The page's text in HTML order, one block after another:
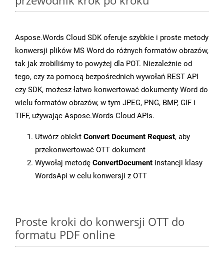
Aspose.Words Cloud SDK oferuje szybkie i proste metody
konwersji plików MS Word do różnych formatów obrazów,
tak jak zrobiliśmy to powyżej dla POT. Niezależnie od
tego, czy za pomocą bezpośrednich wywołań REST API
czy SDK, możesz łatwo konwertować dokumenty Word do
wielu formatów obrazów, w tym JPEG, PNG, BMP, GIF i
TIFF, używając Aspose.Words Cloud APIs.
Utwórz obiekt Convert Document Request, aby
przekonwertować OTT dokument
Wywołaj metodę ConvertDocument instancji klasy
WordsApi w celu konwersji z OTT
Proste kroki do konwersji OTT do
formatu PDF online